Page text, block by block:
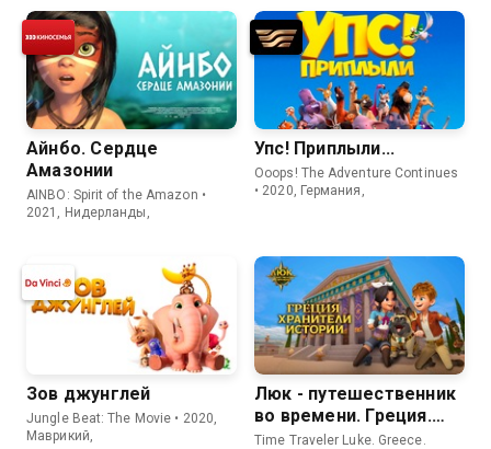
Айнбо. Сердце
Амазонии
AINBO: Spirit of the Amazon •
2021, Нидерланды,
Упс! Приплыли...
Ooops! The Adventure Continues
• 2020, Германия,
Зов джунглей
Jungle Beat: The Movie • 2020,
Маврикий,
Люк - путешественник
во времени. Греция.
Хранители истории
Time Traveler Luke. Greece.